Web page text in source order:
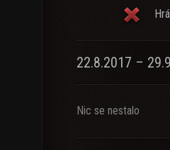
22.8.2017 –
Nic se nestalo